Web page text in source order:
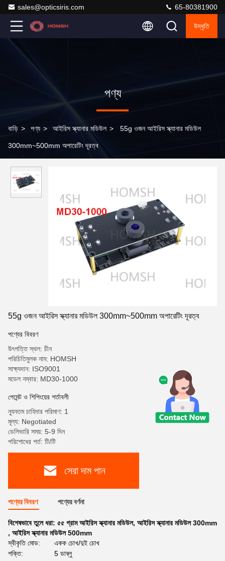
sales@opticsiris.com 65-80381900
উদ্ধৃতি
পণ্য
বাড়ি > পণ্য > আইরিস স্ক্যানার মডিউল > 55g ওজন আইরিস স্ক্যানার মডিউল
300mm~500mm অপারেটিং দূরত্ব
55g ওজন আইরিস স্ক্যানার মডিউল 300mm~500mm অপারেটিং দূরত্ব
পণ্যের বিবরণ
উৎপত্তি স্থল: চীন
পরিচিতিমুলক নাম: HOMSH
সাক্ষ্যদান: ISO9001
মডেল নম্বার: MD30-1000
পেমেন্ট ও শিপিংয়ের শর্তাবলী
ন্যূনতম চাহিদার পরিমাণ: 1
মূল্য: Negotiated
ডেলিভারি সময়: 5-9 দিন
পরিশোধের শর্ত: টি/টি
সেরা দাম পান
পণ্যের বিবরণ পণ্যের বর্ণনা
বিশেষভাবে তুলে ধরা: ৫৫ গ্রাম আইরিস স্ক্যানার মডিউল, আইরিস স্ক্যানার মডিউল 300mm
, আইরিস স্ক্যানার মডিউল 500mm
স্বীকৃতি মোড:
একক চোখ/দুই চোখ
শক্তি:
5 ডাব্লু